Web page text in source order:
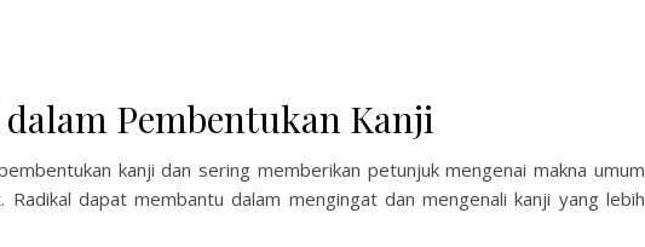
Pembentukan Kanji
kanji dan sering memberikan petunjuk mengenai makna umum
dapat membantu dalam mengingat dan mengenali kanji yang lebih